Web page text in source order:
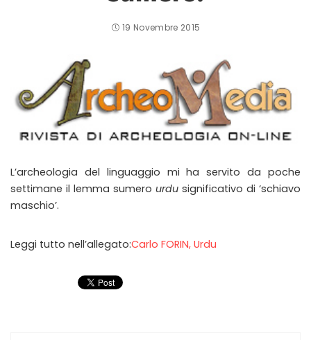
19 Novembre 2015
L’archeologia del linguaggio mi ha servito da poche
settimane il lemma sumero urdu significativo di ‘schiavo
maschio’.
Leggi tutto nell’allegato:Carlo FORIN, Urdu